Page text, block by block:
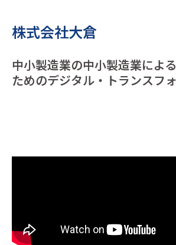
株式会社大倉
中小製造業の中小製造業によ
ためのデジタル・トランスフ